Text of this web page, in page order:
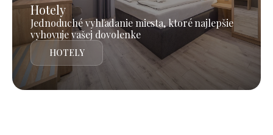
Hotely
Jednoduché vyhľadanie miesta, ktoré najlepšie
vyhovuje vašej dovolenke
HOTELY